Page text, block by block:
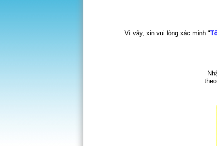
Vì vậy, xin vui lòng xác minh "